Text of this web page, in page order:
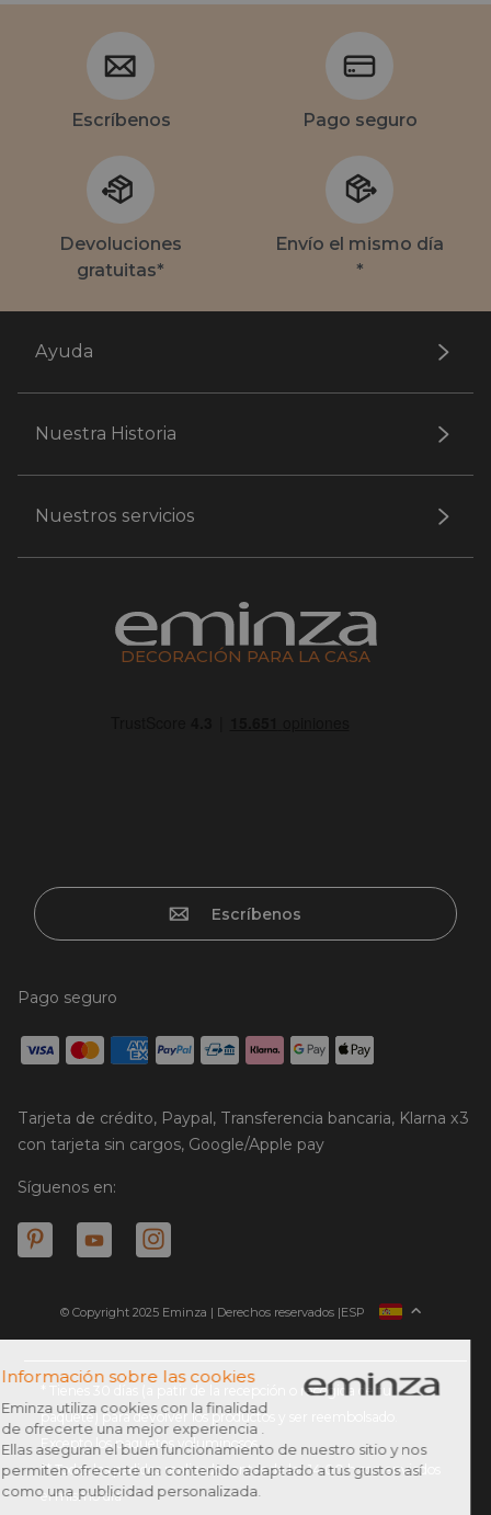
Escríbenos Pago seguro
Devoluciones
gratuitas*
Envío el mismo día
*
Ayuda
Nuestra Historia
Nuestros servicios
DECORACIÓN PARA LA CASA
Escríbenos
Pago seguro
Tarjeta de crédito, Paypal, Transferencia bancaria, Klarna x3
con tarjeta sin cargos, Google/Apple pay
Síguenos en:
© Copyright 2025 Eminza | Derechos reservados |
FRANCIA
ALEMANIA
SUIZA
DANMARK
ESP
* Tienes 30 días (a patir de la recepción o recogida de tu
paquete) para devolver los productos y ser reembolsado.
Excepto los paquetes voluminosos
** Todos los pedidos realizados antes de las 14:00 h son enviados
el mismo día